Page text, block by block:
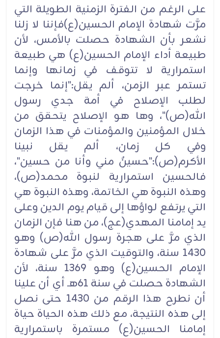
على الرغم من الفترة الزمنية الطويلة التي
مرَّت شهادة الإمام الحسين(ع)فإننا لا زلنا
نشعر بأن الشهادة حصلت بالأمس، لأن
طبيعة أداء الإمام الحسين(ع) هي طبيعة
استمرارية لا تتوقف في زمانها وإنما
تستمر عبر الزمن، ألم يقل:"إنما خرجت
لطلب الإصلاح في أمة جدي رسول
الله(ص)"، وها هو الإصلاح يتحقق من
خلال المؤمنين والمؤمنات في هذا الزمان
وفي كل زمان، ألم يقل نبينا
الأكرم(ص):"حسينٌ مني وأنا من حسين"،
فالحسين استمرارية لنبوة محمد(ص)،
وهذه النبوة هي الخاتمة، وهذه النبوة هي
التي يرتفع لواؤها إلى قيام يوم الدين وعلى
يد إمامنا المهدي(عج)، من هنا فإن الزمان
الذي مرَّ على هجرة رسول الله(ص) وهو
1430 سنة، والتوقيت الذي مرَّ على شهادة
الإمام الحسين(ع) وهو 1369 سنة، لأن
الشهادة حصلت في سنة 61هـ أي أن علينا
أن نطرح هذا الرقم من 1430 حتى نصل
إلى هذه النتيجة، مع ذلك هذه الحياة حياة
إمامنا الحسين(ع) مستمرة باستمرارية